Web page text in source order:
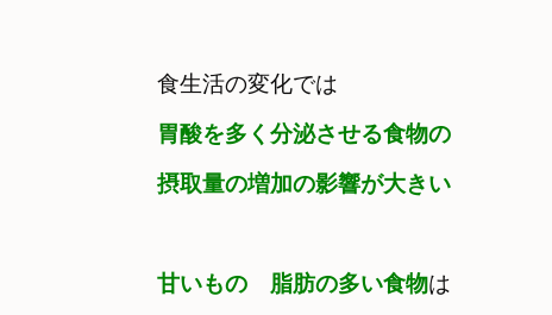
食生活の変化では
胃酸を多く分泌させる食物の
摂取量の増加の影響が大きい
甘いもの　脂肪の多い食物は